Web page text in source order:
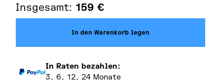
Insgesamt: 159 €
In den Warenkorb legen
In Raten bezahlen:
3, 6, 12, 24 Monate